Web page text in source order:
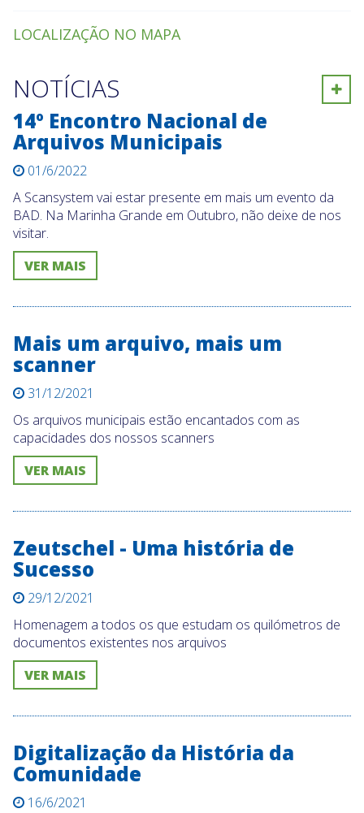
LOCALIZAÇÃO NO MAPA
NOTÍCIAS
14º Encontro Nacional de
Arquivos Municipais
01/6/2022
A Scansystem vai estar presente em mais um evento da
BAD. Na Marinha Grande em Outubro, não deixe de nos
visitar.
VER MAIS
Mais um arquivo, mais um
scanner
31/12/2021
Os arquivos municipais estão encantados com as
capacidades dos nossos scanners
VER MAIS
Zeutschel - Uma história de
Sucesso
29/12/2021
Homenagem a todos os que estudam os quilómetros de
documentos existentes nos arquivos
VER MAIS
Digitalização da História da
Comunidade
16/6/2021